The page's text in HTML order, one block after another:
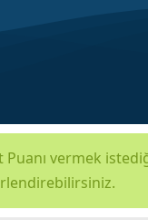
Puanı vermek